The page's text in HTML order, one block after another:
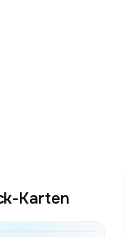
Karten